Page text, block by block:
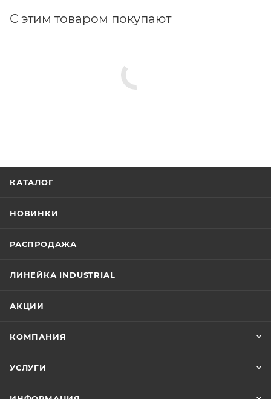
С этим товаром покупают
КАТАЛОГ
НОВИНКИ
РАСПРОДАЖА
ЛИНЕЙКА INDUSTRIAL
АКЦИИ
КОМПАНИЯ
УСЛУГИ